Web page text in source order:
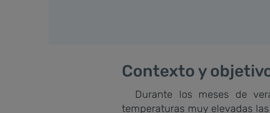
Contexto y
Durante los meses de
temperaturas muy elevadas